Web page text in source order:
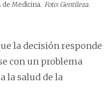
Medicina. Foto: Gentileza.
la decisión responde
con un problema
la salud de la